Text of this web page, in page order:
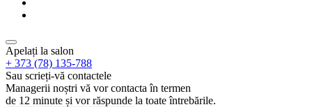
Apelați la salon
+ 373 (78) 135-788
Sau scrieți-vă contactele
Managerii noștri vă vor contacta în termen
de 12 minute și vor răspunde la toate întrebările.